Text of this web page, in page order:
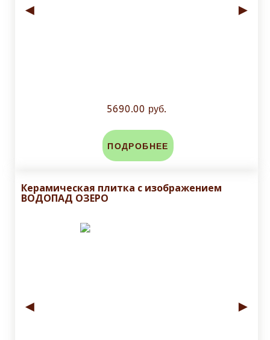
◄ ►
5690.00 руб.
ПОДРОБНЕЕ
Керамическая плитка с изображением
ВОДОПАД ОЗЕРО
◄ ►